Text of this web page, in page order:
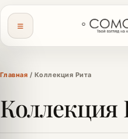
Главная / Коллекция Рита
Коллекция